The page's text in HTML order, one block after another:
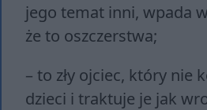
jego temat inni, wpada w
że to oszczerstwa;
– to zły ojciec, który nie
dzieci i traktuje je jak